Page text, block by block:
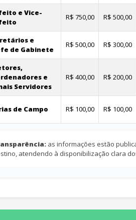
e Vice-
R$ 750,00 R$ 500,00
e
de Gabinete
R$ 500,00 R$ 300,00
e
Servidores
R$ 400,00 R$ 200,00
de Campo R$ 100,00 R$ 100,00
as informações estão
atendendo à disponibilização clara